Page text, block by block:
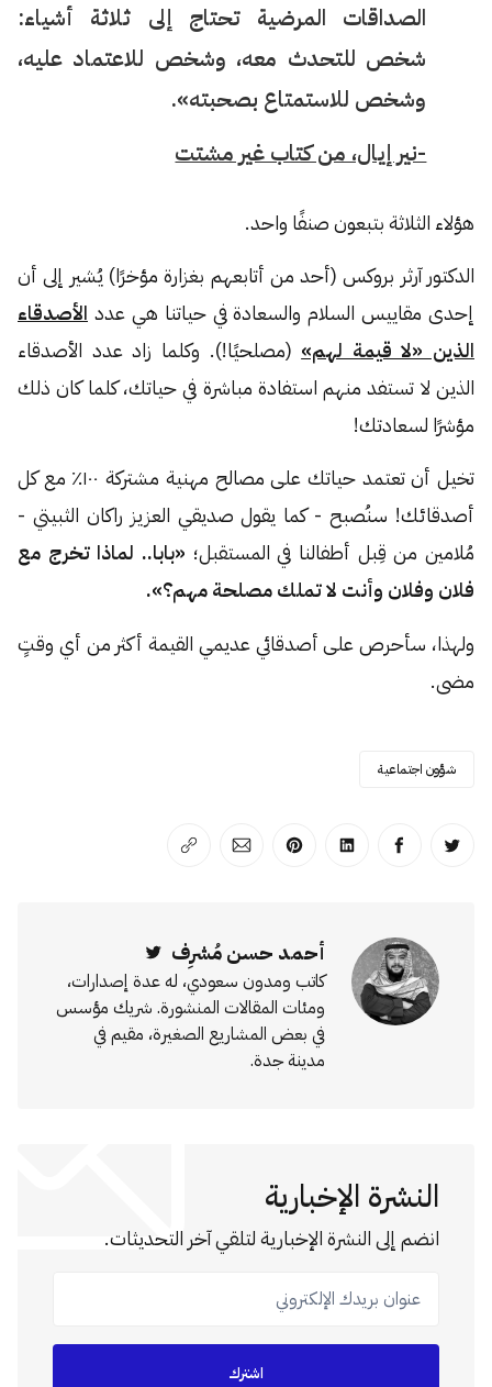
الصداقات المرضية تحتاج إلى ثلاثة أشياء:
شخص للتحدث معه، وشخص للاعتماد عليه،
وشخص للاستمتاع بصحبته».
-نير إيال، من كتاب غير مشتت
هؤلاء الثلاثة بتبعون صنفًا واحد.
الدكتور آرثر بروكس (أحد من أتابعهم بغزارة مؤخرًا) يُشير إلى أن
إحدى مقاييس السلام والسعادة في حياتنا هي عدد الأصدقاء
الذين «لا قيمة لهم» (مصلحيًا!). وكلما زاد عدد الأصدقاء
الذين لا تستفد منهم استفادة مباشرة في حياتك، كلما كان ذلك
مؤشرًا لسعادتك!
تخيل أن تعتمد حياتك على مصالح مهنية مشتركة ١٠٠٪ مع كل
أصدقائك! سنُصبح - كما يقول صديقي العزيز راكان الثبيتي -
مُلامين من قِبل أطفالنا في المستقبل؛ «بابا.. لماذا تخرج مع
فلان وفلان وأنت لا تملك مصلحة مهم؟».
ولهذا، سأحرص على أصدقائي عديمي القيمة أكثر من أي وقتٍ
مضى.
شؤون اجتماعية
انشر على تويترانشر على الفيسبوك
انشر على لينكد إن
انشر على بينترست
انشر على الإيميل
انسخ الرابط
أحمد حسن مُشرِف
كاتب ومدون سعودي، له عدة إصدارات،
ومئات المقالات المنشورة. شريك مؤسس
في بعض المشاريع الصغيرة، مقيم في
مدينة جدة.
النشرة الإخبارية
انضم إلى النشرة الإخبارية لتلقي آخر التحديثات.
عنوان بريدك الإلكتروني
اشترك